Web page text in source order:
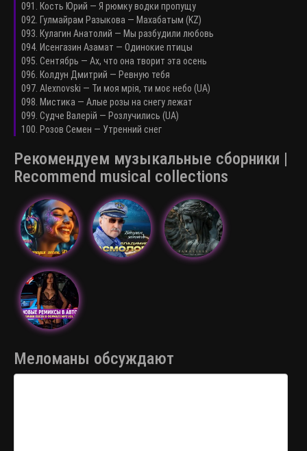
091. Кость Юрий — Я рюмку водки пропущу
092. Гулмайрам Разыкова — Махабатым (KZ)
093. Кулагин Анатолий — Мы разбудили любовь
094. Исенгазин Азамат — Одинокие птицы
095. Сентябрь — Aх, что она творит эта осень
096. Колдун Дмитрий — Ревную тебя
097. Alexnovski — Ти моя мрія, ти моє небо (UA)
098. Мистика — Алые розы на снегу лежат
099. Судче Валерій — Розлучились (UA)
100. Розов Семен — Утренний снег
Рекомендуем музыкальные сборники |
Recommend musical collections
Меломаны обсуждают